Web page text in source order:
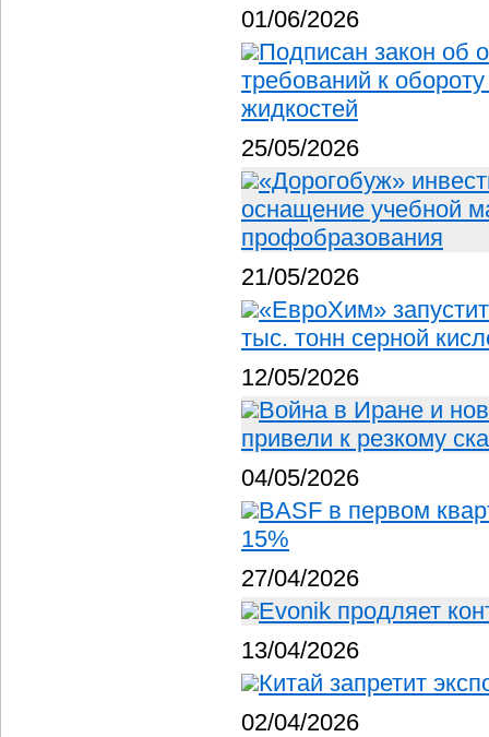
01/06/2026
Подписан закон об
требований к
жидкостей
25/05/2026
«Дорогобуж»
оснащение учебной
профобразования
21/05/2026
«ЕвроХим»
тыс. тонн серной
12/05/2026
Война в Иране и
привели к резкому
04/05/2026
BASF в первом
15%
27/04/2026
Evonik продляет
13/04/2026
Китай запретит
02/04/2026